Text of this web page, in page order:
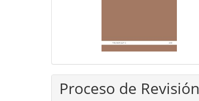
Proceso de Revisión